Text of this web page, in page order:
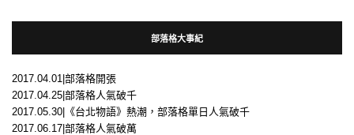
部落格大事紀
2017.04.01|部落格開張
2017.04.25|部落格人氣破千
2017.05.30|《台北物語》熱潮，部落格單日人氣破千
2017.06.17|部落格人氣破萬